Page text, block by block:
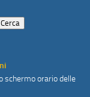
Cerca
schermo orario delle